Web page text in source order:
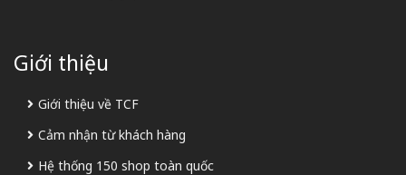
Giới thiệu
Giới thiệu về TCF
Cảm nhận từ khách hàng
Hệ thống 150 shop toàn quốc